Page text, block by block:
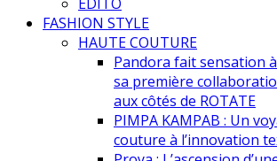
FASHION STYLE
HAUTE COUTURE
Pandora fait sensation à
sa première
aux côtés de ROTATE
PIMPA KAMPAB : Un
couture à l’innovation